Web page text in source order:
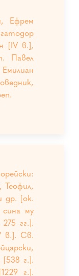
Ефрем
[IV в.],
Павел
Теофил,
др. [ок.
му
гг.].
в.]. Св.
[538 г.].
г.].